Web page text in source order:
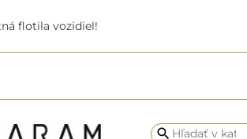
flotila vozidiel!
search